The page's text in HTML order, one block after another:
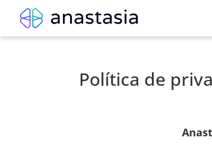
Política de